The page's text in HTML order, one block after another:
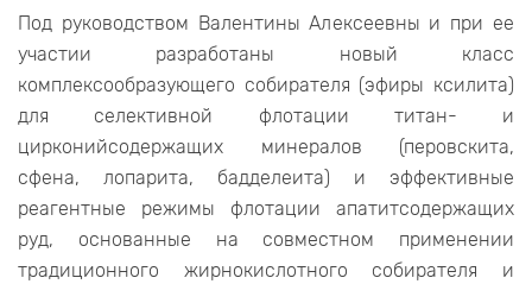
Под руководством Валентины Алексеевны и при ее
участии разработаны новый класс
комплексообразующего собирателя (эфиры ксилита)
для селективной флотации титан- и
цирконийсодержащих минералов (перовскита,
сфена, лопарита, бадделеита) и эффективные
реагентные режимы флотации апатитсодержащих
руд, основанные на совместном применении
традиционного жирнокислотного собирателя и